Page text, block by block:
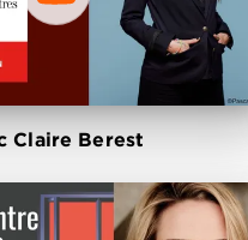
Claire Berest